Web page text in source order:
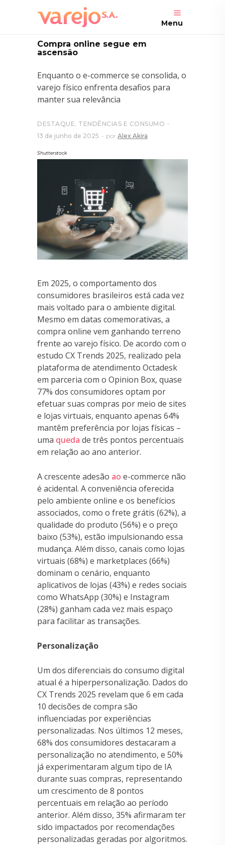
Menu
Compra online segue em
ascensão
Enquanto o e-commerce se consolida, o
varejo físico enfrenta desafios para
manter sua relevância
DESTAQUE, TENDÊNCIAS E CONSUMO
13 de junho de 2025
por Alex Akira
Shutterstock
Em 2025, o comportamento dos
consumidores brasileiros está cada vez
mais voltado para o ambiente digital.
Mesmo em datas comemorativas, a
compra online vem ganhando terreno
frente ao varejo físico. De acordo com o
estudo CX Trends 2025, realizado pela
plataforma de atendimento Octadesk
em parceria com o Opinion Box, quase
77% dos consumidores optam por
efetuar suas compras por meio de sites
e lojas virtuais, enquanto apenas 64%
mantêm preferência por lojas físicas –
uma queda de três pontos percentuais
em relação ao ano anterior.
A crescente adesão ao e-commerce não
é acidental. A conveniência oferecida
pelo ambiente online e os benefícios
associados, como o frete grátis (62%), a
qualidade do produto (56%) e o preço
baixo (53%), estão impulsionando essa
mudança. Além disso, canais como lojas
virtuais (68%) e marketplaces (66%)
dominam o cenário, enquanto
aplicativos de lojas (43%) e redes sociais
como WhatsApp (30%) e Instagram
(28%) ganham cada vez mais espaço
para facilitar as transações.
Personalização
Um dos diferenciais do consumo digital
atual é a hiperpersonalização. Dados do
CX Trends 2025 revelam que 6 em cada
10 decisões de compra são
influenciadas por experiências
personalizadas. Nos últimos 12 meses,
68% dos consumidores destacaram a
personalização no atendimento, e 50%
já experimentaram algum tipo de IA
durante suas compras, representando
um crescimento de 8 pontos
percentuais em relação ao período
anterior. Além disso, 35% afirmaram ter
sido impactados por recomendações
personalizadas geradas por algoritmos.